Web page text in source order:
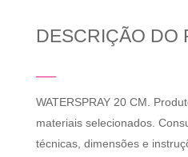
DESCRIÇÃO DO
WATERSPRAY 20 CM.
materiais selecionados.
técnicas, dimensões e